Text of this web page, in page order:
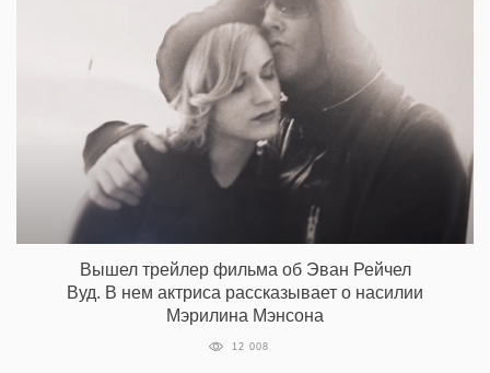
Вышел трейлер фильма об Эван Рейчел
Вуд. В нем актриса рассказывает о насилии
Мэрилина Мэнсона
12 008